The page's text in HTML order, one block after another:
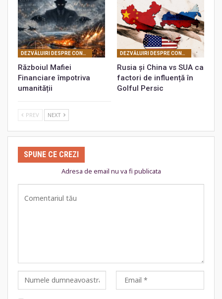
DEZVĂLUIRI DESPRE CONSPIRAŢIA UNIVERSALĂ PLANETARĂ
Războiul Mafiei
Financiare împotriva
umanității
DEZVĂLUIRI DESPRE CONSPIRAŢIA UNIVERSALĂ PLANETARĂ
Rusia și China vs SUA ca
factori de influență în
Golful Persic
PREV NEXT
SPUNE CE CREZI
Adresa de email nu va fi publicata